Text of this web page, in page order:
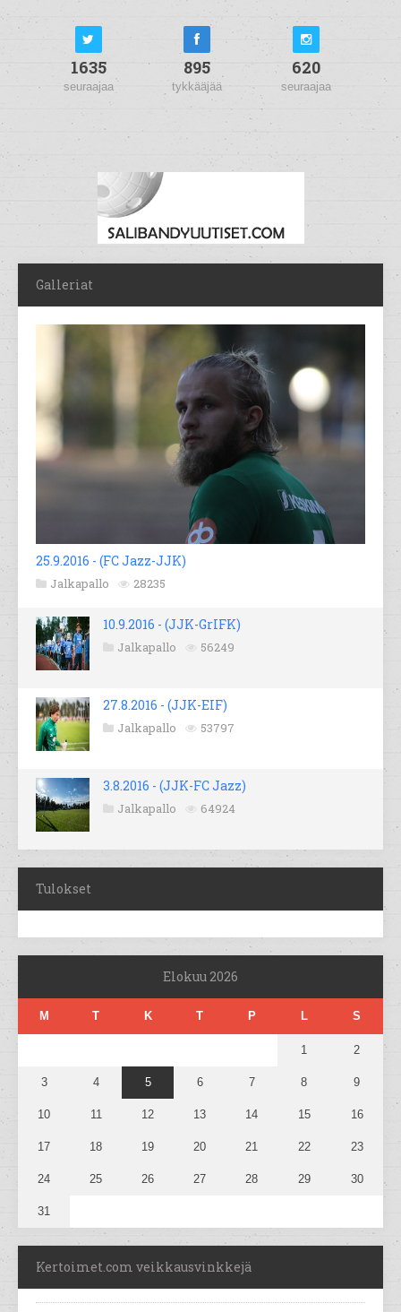
1635
seuraajaa
895
tykkääjää
620
seuraajaa
Galleriat
25.9.2016 - (FC Jazz-JJK)
Jalkapallo 28235
10.9.2016 - (JJK-GrIFK)
Jalkapallo 56249
27.8.2016 - (JJK-EIF)
Jalkapallo 53797
3.8.2016 - (JJK-FC Jazz)
Jalkapallo 64924
Tulokset
Elokuu 2026
M T K T P L S
1 2
3 4 5 6 7 8 9
10 11 12 13 14 15 16
17 18 19 20 21 22 23
24 25 26 27 28 29 30
31
Kertoimet.com veikkausvinkkejä